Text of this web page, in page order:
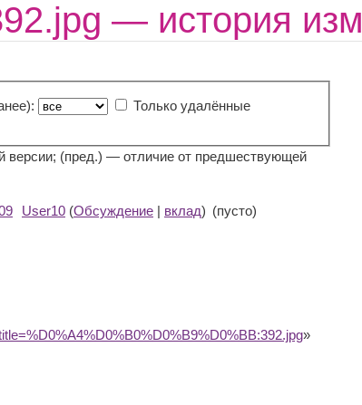
— история
Только удалённые
версии; (пред.) — отличие от предшествующей
User10 (Обсуждение | вклад) (пусто)
»